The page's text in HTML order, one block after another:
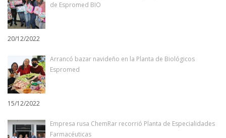
de Espromed BIO
20/12/2022
Arrancó bazar navideño en la Planta de Biológicos
Espromed
15/12/2022
Empresa rusa ChemRar recorrió Planta de Especialidades
Farmacéuticas